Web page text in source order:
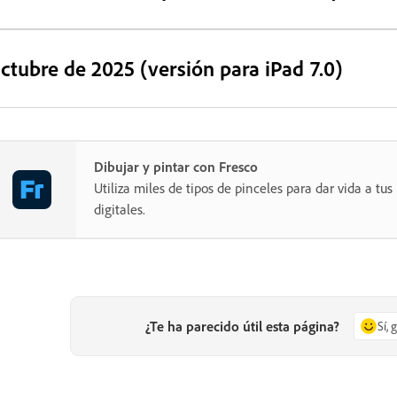
de 2025 (versión para iPad 7.0)
Dibujar y pintar con Fresco
Utiliza miles de tipos de pinceles para dar vida a
digitales.
¿Te ha parecido útil esta página? Sí,